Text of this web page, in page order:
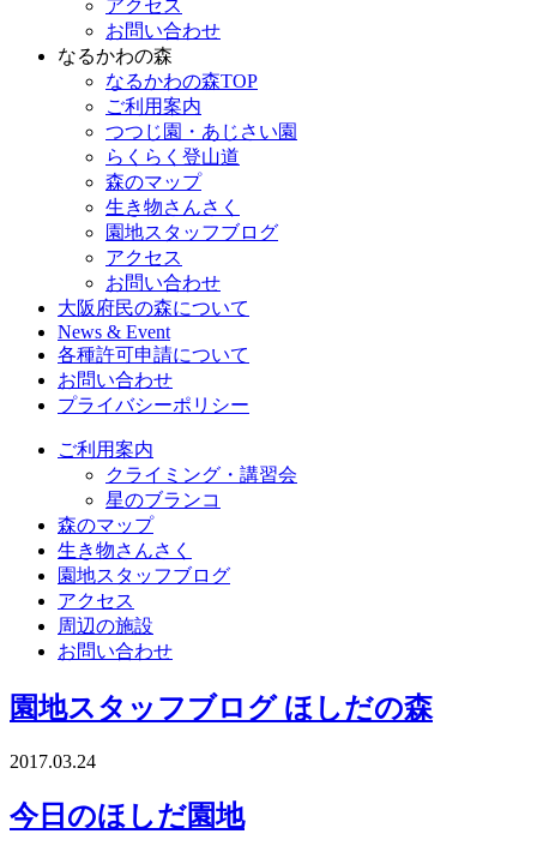
アクセス
お問い合わせ
なるかわの森
なるかわの森TOP
ご利用案内
つつじ園・あじさい園
らくらく登山道
森のマップ
生き物さんさく
園地スタッフブログ
アクセス
お問い合わせ
大阪府民の森について
News & Event
各種許可申請について
お問い合わせ
プライバシーポリシー
ご利用案内
クライミング・講習会
星のブランコ
森のマップ
生き物さんさく
園地スタッフブログ
アクセス
周辺の施設
お問い合わせ
園地スタッフブログ ほしだの森
2017.03.24
今日のほしだ園地